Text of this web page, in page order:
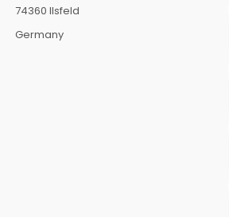
74360 Ilsfeld
Germany